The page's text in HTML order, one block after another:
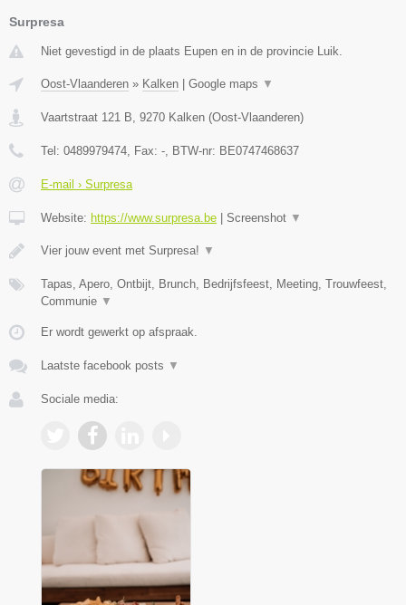
Surpresa
Niet gevestigd in de plaats Eupen en in de provincie Luik.
Oost-Vlaanderen » Kalken Google maps ▼
Vaartstraat 121 B, 9270 Kalken (Oost-Vlaanderen)
Tel: 0489979474, Fax: -, BTW-nr: BE0747468637
E-mail › Surpresa
Website: https://www.surpresa.be Screenshot ▼
Vier jouw event met Surpresa! ▼
Tapas, Apero, Ontbijt, Brunch, Bedrijfsfeest, Meeting, Trouwfeest,
Communie ▼
Er wordt gewerkt op afspraak.
Laatste facebook posts ▼
Sociale media: